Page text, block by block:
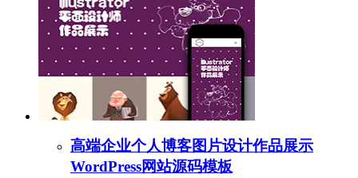
高端企业个人博客图片设计作品展示
WordPress网站源码模板